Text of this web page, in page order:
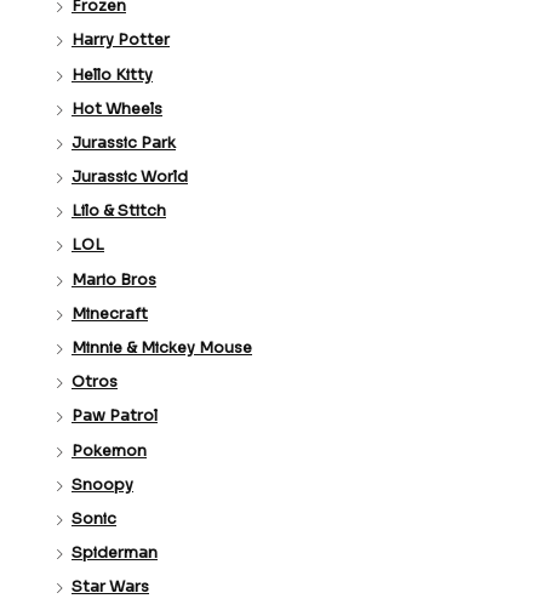
Frozen
Harry Potter
Hello Kitty
Hot Wheels
Jurassic Park
Jurassic World
Lilo & Stitch
LOL
Mario Bros
Minecraft
Minnie & Mickey Mouse
Otros
Paw Patrol
Pokemon
Snoopy
Sonic
Spiderman
Star Wars